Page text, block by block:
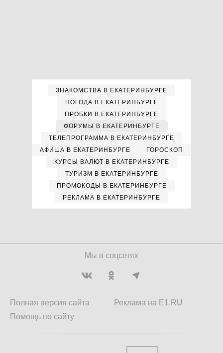
ЗНАКОМСТВА В ЕКАТЕРИНБУРГЕ
ПОГОДА В ЕКАТЕРИНБУРГЕ
ПРОБКИ В ЕКАТЕРИНБУРГЕ
ФОРУМЫ В ЕКАТЕРИНБУРГЕ
ТЕЛЕПРОГРАММА В ЕКАТЕРИНБУРГЕ
АФИША В ЕКАТЕРИНБУРГЕ
ГОРОСКОП
КУРСЫ ВАЛЮТ В ЕКАТЕРИНБУРГЕ
ТУРИЗМ В ЕКАТЕРИНБУРГЕ
ПРОМОКОДЫ В ЕКАТЕРИНБУРГЕ
РЕКЛАМА В ЕКАТЕРИНБУРГЕ
Мы в соцсетях
Полная версия сайта
Помощь по сайту
Реклама на E1.RU